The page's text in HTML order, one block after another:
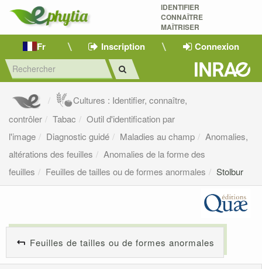
IDENTIFIER
CONNAÎTRE
MAÎTRISER
Fr Inscription Connexion
Cultures : Identifier, connaître,
contrôler
Tabac
Outil d'identification par
l'image
Diagnostic guidé Maladies au champ
Anomalies,
altérations des feuilles
Anomalies de la forme des
feuilles
Feuilles de tailles ou de formes anormales Stolbur
Feuilles de tailles ou de formes anormales